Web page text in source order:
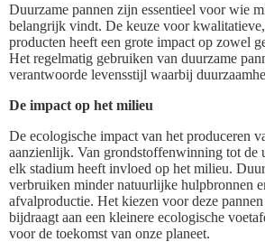
Duurzame pannen zijn essentieel voor wie
belangrijk vindt. De keuze voor
producten heeft een grote impact op zowel
Het regelmatig gebruiken van duurzame
verantwoorde levensstijl waarbij
De impact op het milieu
De ecologische impact van het produceren
aanzienlijk. Van grondstoffenwinning tot de
elk stadium heeft invloed op het milieu.
verbruiken minder natuurlijke hulpbronnen
afvalproductie. Het kiezen voor deze
bijdraagt aan een kleinere ecologische
voor de toekomst van onze planeet.